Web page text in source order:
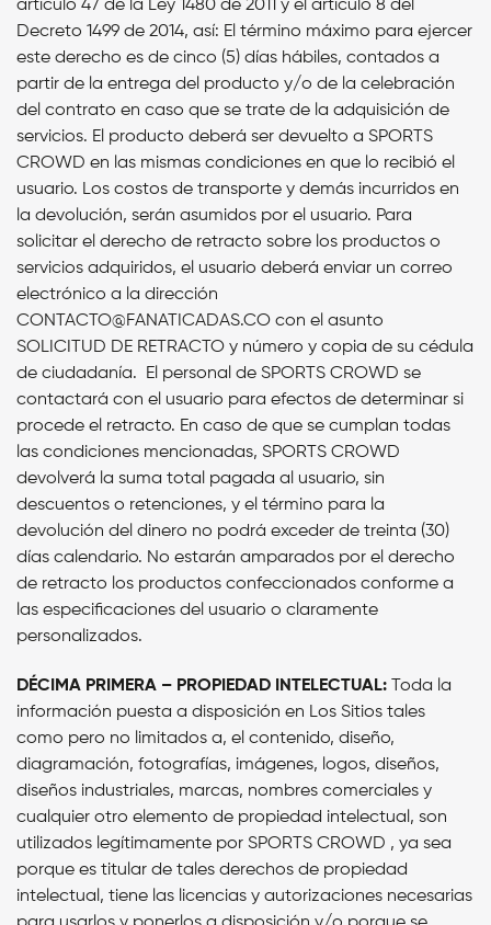
artículo 47 de la Ley 1480 de 2011 y el artículo 8 del
Decreto 1499 de 2014, así: El término máximo para ejercer
este derecho es de cinco (5) días hábiles, contados a
partir de la entrega del producto y/o de la celebración
del contrato en caso que se trate de la adquisición de
servicios. El producto deberá ser devuelto a SPORTS
CROWD en las mismas condiciones en que lo recibió el
usuario. Los costos de transporte y demás incurridos en
la devolución, serán asumidos por el usuario. Para
solicitar el derecho de retracto sobre los productos o
servicios adquiridos, el usuario deberá enviar un correo
electrónico a la dirección
CONTACTO@FANATICADAS.CO con el asunto
SOLICITUD DE RETRACTO y número y copia de su cédula
de ciudadanía. El personal de SPORTS CROWD se
contactará con el usuario para efectos de determinar si
procede el retracto. En caso de que se cumplan todas
las condiciones mencionadas, SPORTS CROWD
devolverá la suma total pagada al usuario, sin
descuentos o retenciones, y el término para la
devolución del dinero no podrá exceder de treinta (30)
días calendario. No estarán amparados por el derecho
de retracto los productos confeccionados conforme a
las especificaciones del usuario o claramente
personalizados.
DÉCIMA PRIMERA – PROPIEDAD INTELECTUAL:
Toda la
información puesta a disposición en Los Sitios tales
como pero no limitados a, el contenido, diseño,
diagramación, fotografías, imágenes, logos, diseños,
diseños industriales, marcas, nombres comerciales y
cualquier otro elemento de propiedad intelectual, son
utilizados legítimamente por SPORTS CROWD , ya sea
porque es titular de tales derechos de propiedad
intelectual, tiene las licencias y autorizaciones necesarias